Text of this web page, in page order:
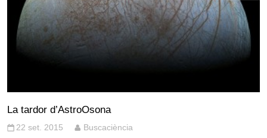
La tardor d’AstroOsona
22 set. 2015 Buscaciència